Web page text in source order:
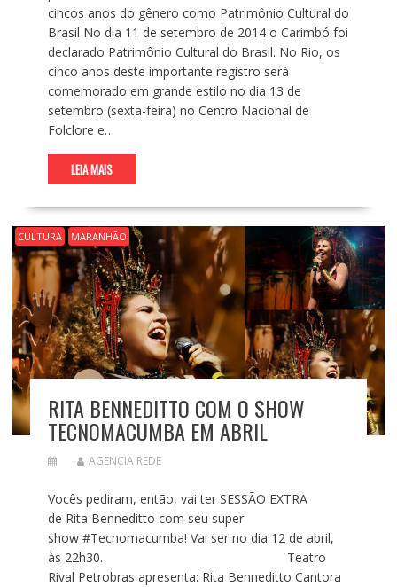
cincos anos do gênero como Patrimônio Cultural do
Brasil No dia 11 de setembro de 2014 o Carimbó foi
declarado Patrimônio Cultural do Brasil. No Rio, os
cinco anos deste importante registro será
comemorado em grande estilo no dia 13 de
setembro (sexta-feira) no Centro Nacional de
Folclore e…
LEIA MAIS
CULTURA MARANHÃO
RITA BENNEDITTO COM O SHOW
TECNOMACUMBA EM ABRIL
AGENCIA REDE
Vocês pediram, então, vai ter SESSÃO EXTRA
de Rita Benneditto com seu super
show #Tecnomacumba! Vai ser no dia 12 de abril,
às 22h30. Teatro
Rival Petrobras apresenta: Rita Benneditto Cantora